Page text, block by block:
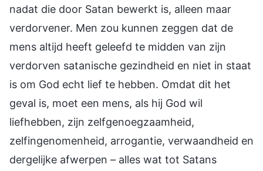
nadat die door Satan bewerkt is, alleen maar
verdorvener. Men zou kunnen zeggen dat de
mens altijd heeft geleefd te midden van zijn
verdorven satanische gezindheid en niet in staat
is om God echt lief te hebben. Omdat dit het
geval is, moet een mens, als hij God wil
liefhebben, zijn zelfgenoegzaamheid,
zelfingenomenheid, arrogantie, verwaandheid en
dergelijke afwerpen – alles wat tot Satans